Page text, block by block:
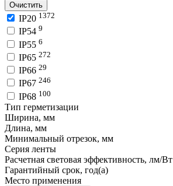
Очистить
IP20 1372
IP54 9
IP55 6
IP65 272
IP66 29
IP67 246
IP68 100
Тип герметизации
Ширина, мм
Длина, мм
Минимальный отрезок, мм
Серия ленты
Расчетная световая эффективность, лм/Вт
Гарантийный срок, год(а)
Место применения